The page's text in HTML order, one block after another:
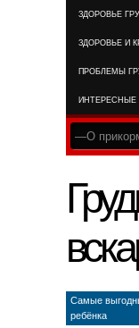
ЗДОРОВЬЕ
ЗДОРОВЬЕ И
ПРОБЛЕМЫ
ИНТЕРЕСНЫЕ
Самые
ребёнка